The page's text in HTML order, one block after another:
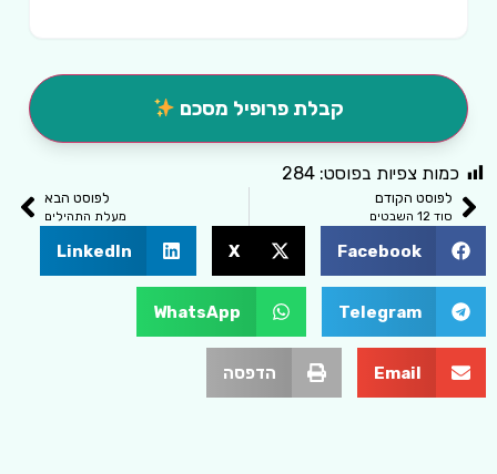
קבלת פרופיל מסכם
כמות צפיות בפוסט: 284
לפוסט הקודם
סוד 12 השבטים
לפוסט הבא
מעלת התהילים
Facebook
X
LinkedIn
Telegram
WhatsApp
Email הדפסה